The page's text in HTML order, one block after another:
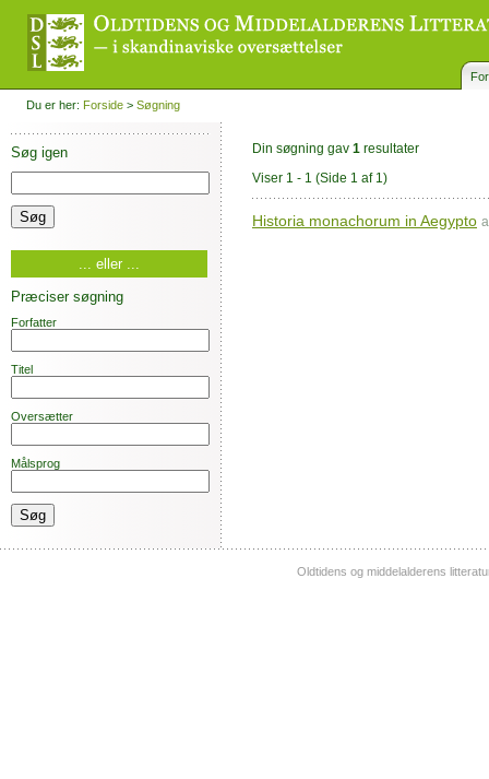
Du er her: Forside > Søgning
Søg igen
... eller ...
Præciser søgning
Forfatter
Titel
Oversætter
Målsprog
Din søgning gav 1 resultater
Viser 1 - 1 (Side 1 af 1)
Historia monachorum in Aegypto
Oldtidens og middelalderens